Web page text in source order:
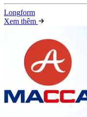
Longform
Xem thêm